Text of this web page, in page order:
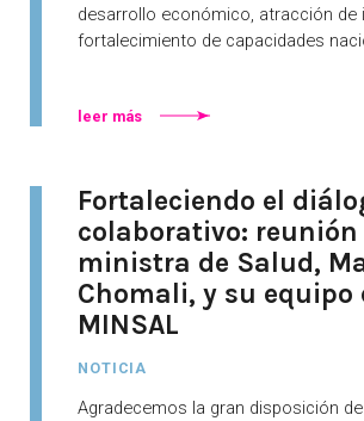
desarrollo económico, atracción de
fortalecimiento de capacidades
leer más
Fortaleciendo el
colaborativo: reunión
ministra de Salud,
Chomali, y su equipo
MINSAL
NOTICIA
Agradecemos la gran disposición